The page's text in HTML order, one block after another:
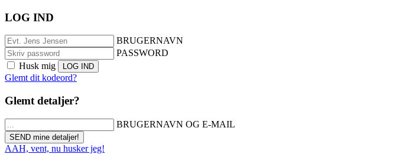
LOG IND
BRUGERNAVN
PASSWORD
Husk mig
Glemt dit kodeord?
Glemt detaljer?
BRUGERNAVN OG E-MAIL
AAH, vent, nu husker jeg!